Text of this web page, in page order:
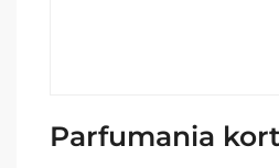
Parfumania